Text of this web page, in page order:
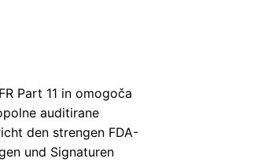
Part 11 in omogoča
auditirane
den strengen FDA-
und Signaturen